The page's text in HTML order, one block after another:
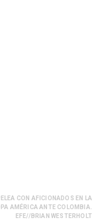
CON AFICIONADOS EN LA
AMÉRICA ANTE COLOMBIA.
EFE//BRIAN WESTERHOLT